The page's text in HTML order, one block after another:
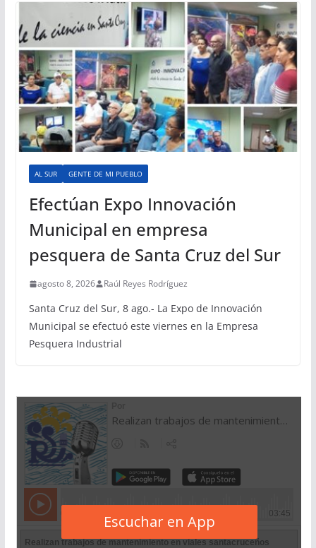
AL SUR GENTE DE MI PUEBLO
Efectúan Expo Innovación
Municipal en empresa
pesquera de Santa Cruz del Sur
agosto 8, 2026 Raúl Reyes Rodríguez
Santa Cruz del Sur, 8 ago.- La Expo de Innovación
Municipal se efectuó este viernes en la Empresa
Pesquera Industrial